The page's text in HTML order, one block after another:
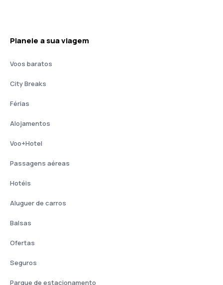
Planeie a sua viagem
Voos baratos
City Breaks
Férias
Alojamentos
Voo+Hotel
Passagens aéreas
Hotéis
Aluguer de carros
Balsas
Ofertas
Seguros
Parque de estacionamento